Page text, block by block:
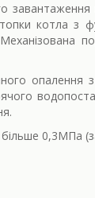
котла з